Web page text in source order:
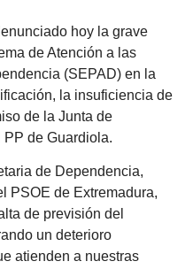
hoy la grave
de Atención a las
(SEPAD) en la
la insuficiencia de
de la Junta de
PP de Guardiola.
de Dependencia,
PSOE de Extremadura,
de previsión del
un deterioro
atienden a nuestras